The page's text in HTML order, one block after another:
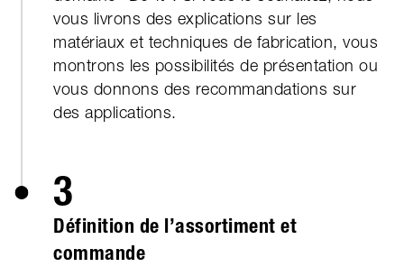
vous livrons des explications sur les
matériaux et techniques de fabrication, vous
montrons les possibilités de présentation ou
vous donnons des recomman­dations sur
des applications.
3
Définition de l’assortiment et
commande